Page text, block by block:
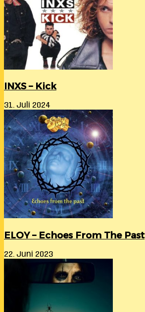
INXS – Kick
31. Juli 2024
ELOY – Echoes From The Past
22. Juni 2023